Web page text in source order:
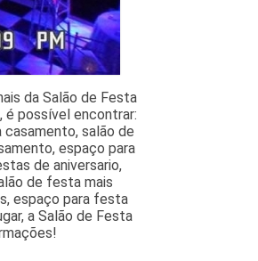
da Salão de Festa
é possível encontrar:
salão de
espaço para
de aniversario,
de festa mais
espaço para festa
a Salão de Festa